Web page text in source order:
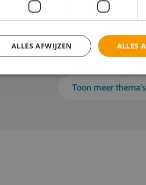
o...
Toon meer thema's
ALLES
ALLES AFWIJZEN